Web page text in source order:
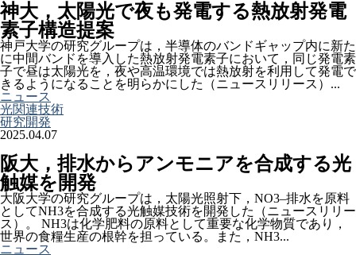
神大，太陽光で夜も発電する熱放射発電
素子構造提案
神戸大学の研究グループは，半導体のバンドギャップ内に新た
に中間バンドを導入した熱放射発電素子において，同じ発電素
子で昼は太陽光を，夜や高温環境では熱放射を利用して発電で
きるようになることを明らかにした（ニュースリリース）...
ニュース
光関連技術
研究開発
2025.04.07
阪大，排水からアンモニアを合成する光
触媒を開発
大阪大学の研究グループは，太陽光照射下，NO3–排水を原料
としてNH3を合成する光触媒技術を開発した（ニュースリリー
ス）。 NH3は化学肥料の原料として重要な化学物質であり，
世界の食糧生産の根幹を担っている。また，NH3...
ニュース